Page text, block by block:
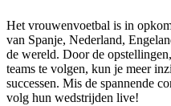
Het vrouwenvoetbal is in
van Spanje, Nederland,
de wereld. Door de
teams te volgen, kun je meer
successen. Mis de spannende
volg hun wedstrijden live!